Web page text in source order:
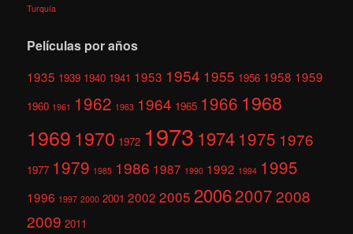
Turquía
Películas por años
1935 1939 1940 1941 1953 1954 1955 1956 1958 1959
1960 1961 1962 1963 1964 1965 1966 1968
1969 1970 1972 1973 1974 1975 1976
1977 1979 1985 1986 1987 1990 1992 1994 1995
1996 1997 2000 2001 2002 2005 200620072008
2009 2011